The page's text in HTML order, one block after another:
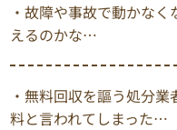
・故障や事故で動かな
えるのかな…
・無料回収を謳う処分
料と言われてしまった…